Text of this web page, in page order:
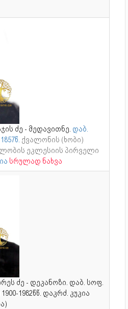
ძე - მედავითნე. დაბ.
ქვალონის (ხობი)
ეკლესიის პირველი
სრულად ნახვა
ძე - დეკანოზი. დაბ. სოფ.
1982წწ. დაკრძ. კუკია